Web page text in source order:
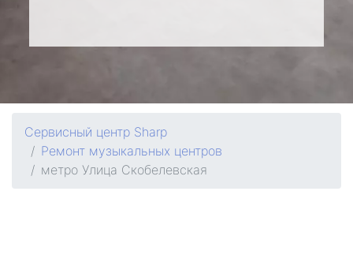
Сервисный центр Sharp
Ремонт музыкальных центров
метро Улица Скобелевская